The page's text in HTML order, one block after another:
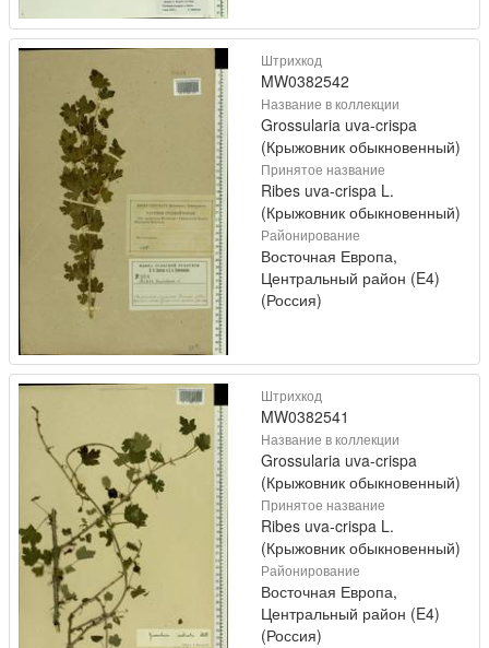
Штрихкод
MW0382542
Название в коллекции
Grossularia uva-crispa
(Крыжовник обыкновенный)
Принятое название
Ribes uva-crispa L.
(Крыжовник обыкновенный)
Районирование
Восточная Европа,
Центральный район (E4)
(Россия)
Штрихкод
MW0382541
Название в коллекции
Grossularia uva-crispa
(Крыжовник обыкновенный)
Принятое название
Ribes uva-crispa L.
(Крыжовник обыкновенный)
Районирование
Восточная Европа,
Центральный район (E4)
(Россия)